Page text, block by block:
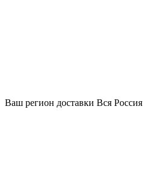
Ваш регион доставки Вся Россия